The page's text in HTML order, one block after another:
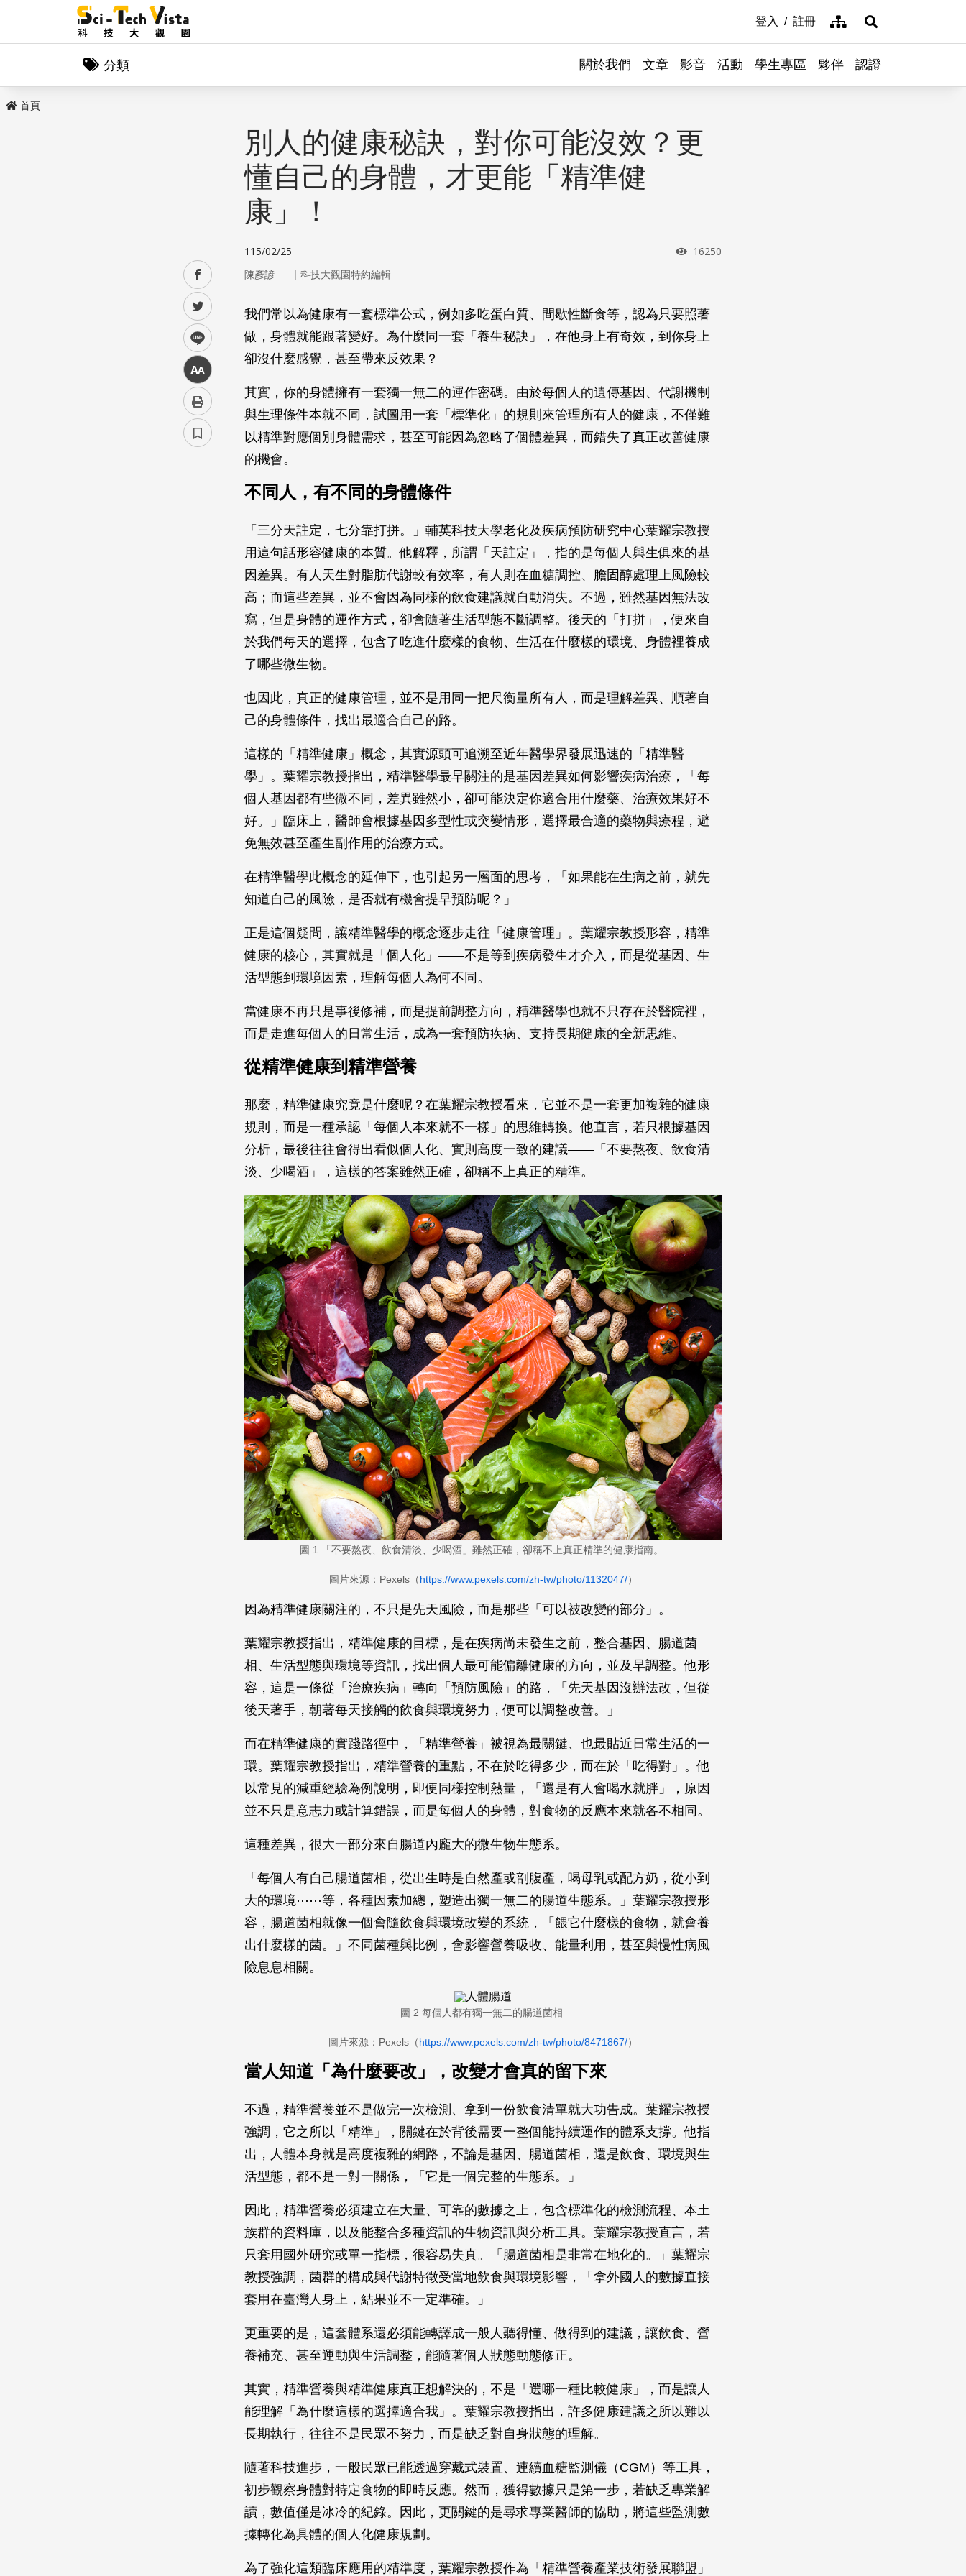
登入 註冊 網站導覽展開搜尋
分類 關於我們 文章 影音 活動 學生專區 夥伴 認證
首頁
facebook
twitter
line
中
別人的健康秘訣，對你可能沒效？更
懂自己的身體，才更能「精準健
康」！
115/02/25 瀏覽次數
16250
陳彥諺 ｜ 科技大觀園特約編輯
我們常以為健康有一套標準公式，例如多吃蛋白質、間歇性斷食等，認為只要照著
做，身體就能跟著變好。為什麼同一套「養生秘訣」，在他身上有奇效，到你身上
卻沒什麼感覺，甚至帶來反效果？
其實，你的身體擁有一套獨一無二的運作密碼。由於每個人的遺傳基因、代謝機制
與生理條件本就不同，試圖用一套「標準化」的規則來管理所有人的健康，不僅難
以精準對應個別身體需求，甚至可能因為忽略了個體差異，而錯失了真正改善健康
的機會。
不同人，有不同的身體條件
「三分天註定，七分靠打拼。」輔英科技大學老化及疾病預防研究中心葉耀宗教授
用這句話形容健康的本質。他解釋，所謂「天註定」，指的是每個人與生俱來的基
因差異。有人天生對脂肪代謝較有效率，有人則在血糖調控、膽固醇處理上風險較
高；而這些差異，並不會因為同樣的飲食建議就自動消失。不過，雖然基因無法改
寫，但是身體的運作方式，卻會隨著生活型態不斷調整。後天的「打拼」，便來自
於我們每天的選擇，包含了吃進什麼樣的食物、生活在什麼樣的環境、身體裡養成
了哪些微生物。
也因此，真正的健康管理，並不是用同一把尺衡量所有人，而是理解差異、順著自
己的身體條件，找出最適合自己的路。
這樣的「精準健康」概念，其實源頭可追溯至近年醫學界發展迅速的「精準醫
學」。葉耀宗教授指出，精準醫學最早關注的是基因差異如何影響疾病治療，「每
個人基因都有些微不同，差異雖然小，卻可能決定你適合用什麼藥、治療效果好不
好。」臨床上，醫師會根據基因多型性或突變情形，選擇最合適的藥物與療程，避
免無效甚至產生副作用的治療方式。
在精準醫學此概念的延伸下，也引起另一層面的思考，「如果能在生病之前，就先
知道自己的風險，是否就有機會提早預防呢？」
正是這個疑問，讓精準醫學的概念逐步走往「健康管理」。葉耀宗教授形容，精準
健康的核心，其實就是「個人化」——不是等到疾病發生才介入，而是從基因、生
活型態到環境因素，理解每個人為何不同。
當健康不再只是事後修補，而是提前調整方向，精準醫學也就不只存在於醫院裡，
而是走進每個人的日常生活，成為一套預防疾病、支持長期健康的全新思維。
從精準健康到精準營養
那麼，精準健康究竟是什麼呢？在葉耀宗教授看來，它並不是一套更加複雜的健康
規則，而是一種承認「每個人本來就不一樣」的思維轉換。他直言，若只根據基因
分析，最後往往會得出看似個人化、實則高度一致的建議——「不要熬夜、飲食清
淡、少喝酒」，這樣的答案雖然正確，卻稱不上真正的精準。
圖 1 「不要熬夜、飲食清淡、少喝酒」雖然正確，卻稱不上真正精準的健康指南。
圖片來源：Pexels（https://www.pexels.com/zh-tw/photo/1132047/）
因為精準健康關注的，不只是先天風險，而是那些「可以被改變的部分」。
葉耀宗教授指出，精準健康的目標，是在疾病尚未發生之前，整合基因、腸道菌
相、生活型態與環境等資訊，找出個人最可能偏離健康的方向，並及早調整。他形
容，這是一條從「治療疾病」轉向「預防風險」的路，「先天基因沒辦法改，但從
後天著手，朝著每天接觸的飲食與環境努力，便可以調整改善。」
而在精準健康的實踐路徑中，「精準營養」被視為最關鍵、也最貼近日常生活的一
環。葉耀宗教授指出，精準營養的重點，不在於吃得多少，而在於「吃得對」。他
以常見的減重經驗為例說明，即便同樣控制熱量，「還是有人會喝水就胖」，原因
並不只是意志力或計算錯誤，而是每個人的身體，對食物的反應本來就各不相同。
這種差異，很大一部分來自腸道內龐大的微生物生態系。
「每個人有自己腸道菌相，從出生時是自然產或剖腹產，喝母乳或配方奶，從小到
大的環境⋯⋯等，各種因素加總，塑造出獨一無二的腸道生態系。」葉耀宗教授形
容，腸道菌相就像一個會隨飲食與環境改變的系統，「餵它什麼樣的食物，就會養
出什麼樣的菌。」不同菌種與比例，會影響營養吸收、能量利用，甚至與慢性病風
險息息相關。
圖 2 每個人都有獨一無二的腸道菌相
圖片來源：Pexels（https://www.pexels.com/zh-tw/photo/8471867/）
當人知道「為什麼要改」，改變才會真的留下來
不過，精準營養並不是做完一次檢測、拿到一份飲食清單就大功告成。葉耀宗教授
強調，它之所以「精準」，關鍵在於背後需要一整個能持續運作的體系支撐。他指
出，人體本身就是高度複雜的網路，不論是基因、腸道菌相，還是飲食、環境與生
活型態，都不是一對一關係，「它是一個完整的生態系。」
因此，精準營養必須建立在大量、可靠的數據之上，包含標準化的檢測流程、本土
族群的資料庫，以及能整合多種資訊的生物資訊與分析工具。葉耀宗教授直言，若
只套用國外研究或單一指標，很容易失真。「腸道菌相是非常在地化的。」葉耀宗
教授強調，菌群的構成與代謝特徵受當地飲食與環境影響，「拿外國人的數據直接
套用在臺灣人身上，結果並不一定準確。」
更重要的是，這套體系還必須能轉譯成一般人聽得懂、做得到的建議，讓飲食、營
養補充、甚至運動與生活調整，能隨著個人狀態動態修正。
其實，精準營養與精準健康真正想解決的，不是「選哪一種比較健康」，而是讓人
能理解「為什麼這樣的選擇適合我」。葉耀宗教授指出，許多健康建議之所以難以
長期執行，往往不是民眾不努力，而是缺乏對自身狀態的理解。
隨著科技進步，一般民眾已能透過穿戴式裝置、連續血糖監測儀（CGM）等工具，
初步觀察身體對特定食物的即時反應。然而，獲得數據只是第一步，若缺乏專業解
讀，數值僅是冰冷的紀錄。因此，更關鍵的是尋求專業醫師的協助，將這些監測數
據轉化為具體的個人化健康規劃。
為了強化這類臨床應用的精準度，葉耀宗教授作為「精準營養產業技術發展聯盟」